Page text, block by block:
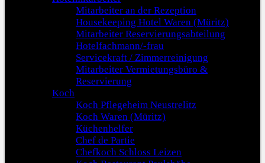
Mitarbeiter an der Rezeption
Housekeeping Hotel Waren (Müritz)
Mitarbeiter Reservierungsabteilung
Hotelfachmann/-frau
Servicekraft / Zimmerreinigung
Mitarbeiter Vermietungsbüro &
Reservierung
Koch
Koch Pflegeheim Neustrelitz
Koch Waren (Müritz)
Küchenhelfer
Chef de Partie
Chefkoch Schloss Leizen